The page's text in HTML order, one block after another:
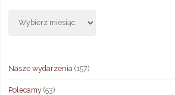
Nasze wydarzenia(157)
Polecamy(53)